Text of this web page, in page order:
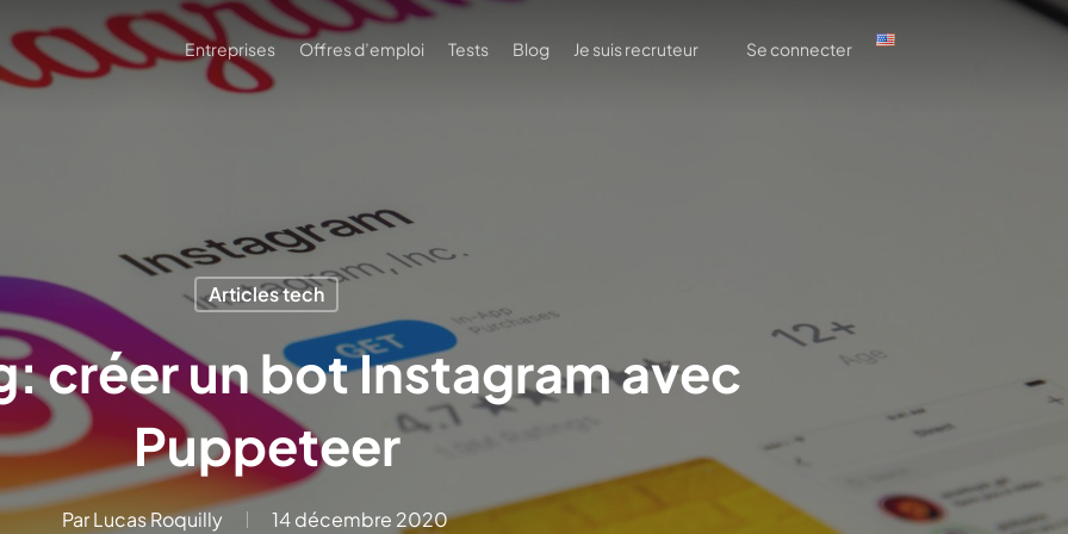
Entreprises Offres d’emploi Tests Blog Je suis recruteur Se connecter
Articles tech
créer un bot Instagram avec
Puppeteer
ParLucas Roquilly 14 décembre 2020